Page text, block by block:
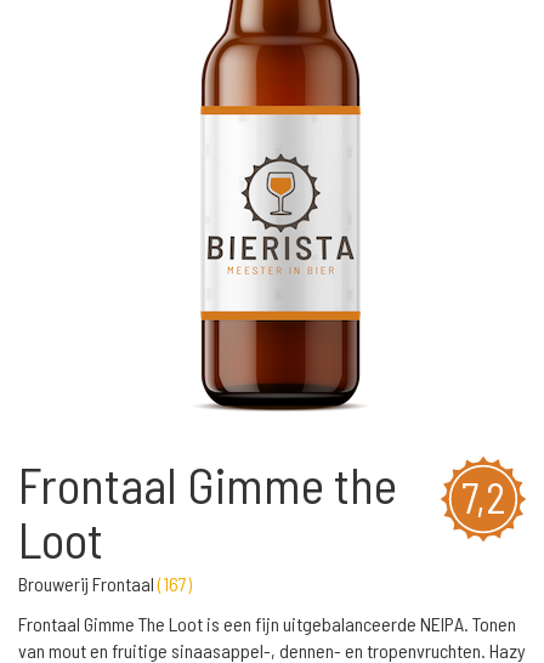
7,2
Frontaal Gimme the
Loot
Brouwerij Frontaal(167)
Frontaal Gimme The Loot is een fijn uitgebalanceerde NEIPA. Tonen
van mout en fruitige sinaasappel-, dennen- en tropenvruchten. Hazy